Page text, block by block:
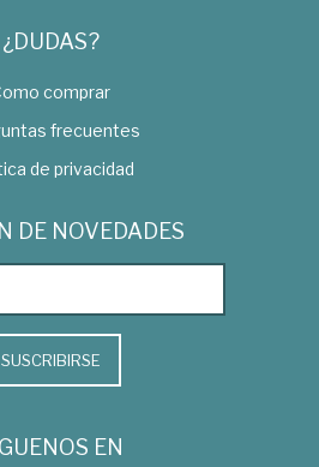
¿DUDAS?
comprar
frecuentes
de privacidad
DE NOVEDADES
SUSCRIBIRSE
EN